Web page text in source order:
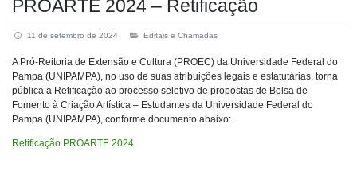
PROARTE 2024 – Retificação
11 de setembro de 2024 Editais e Chamadas
A Pró-Reitoria de Extensão e Cultura (PROEC) da Universidade Federal do
Pampa (UNIPAMPA), no uso de suas atribuições legais e estatutárias, torna
pública a Retificação ao processo seletivo de propostas de Bolsa de
Fomento à Criação Artística – Estudantes da Universidade Federal do
Pampa (UNIPAMPA), conforme documento abaixo:
Retificação PROARTE 2024